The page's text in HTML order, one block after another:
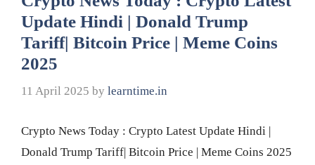
Update Hindi | Donald Trump
Tariff| Bitcoin Price | Meme Coins
2025
11 April 2025 by learntime.in
Crypto News Today : Crypto Latest Update Hindi |
Donald Trump Tariff| Bitcoin Price | Meme Coins 2025